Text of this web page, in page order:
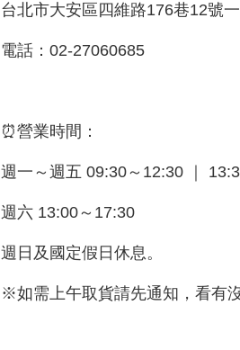
台北市大安區四維路176巷12號
電話：02-27060685
⏰營業時間：
週一～週五 09:30～12:30 ｜
週六 13:00～17:30
週日及國定假日休息。
※如需上午取貨請先通知，看有